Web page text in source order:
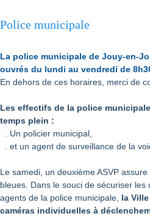
Police municipale
La police municipale de Jouy-en-
ouvrés du lundi au vendredi de
En dehors de ces horaires, merci de
Les effectifs de la police
temps plein :
. Un policier municipal,
. et un agent de surveillance de la
Le samedi, un deuxième ASVP
bleues. Dans le souci de sécuriser les
agents de la police municipale, la
caméras individuelles à